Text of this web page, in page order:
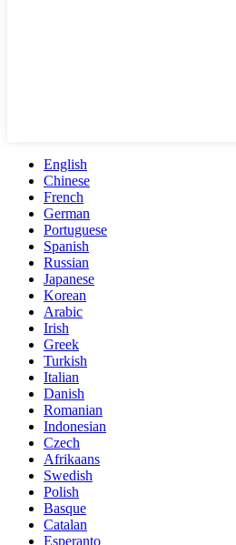
English
Chinese
French
German
Portuguese
Spanish
Russian
Japanese
Korean
Arabic
Irish
Greek
Turkish
Italian
Danish
Romanian
Indonesian
Czech
Afrikaans
Swedish
Polish
Basque
Catalan
Esperanto